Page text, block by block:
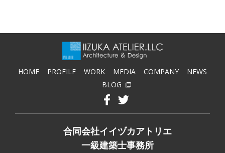
HOME PROFILE WORK MEDIA COMPANY
NEWS
BLOG
合同会社イイヅカアトリエ
一級建築士事務所